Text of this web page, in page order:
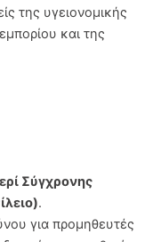
της υγειονομικής
και της
Σύγχρονης
.
για προμηθευτές